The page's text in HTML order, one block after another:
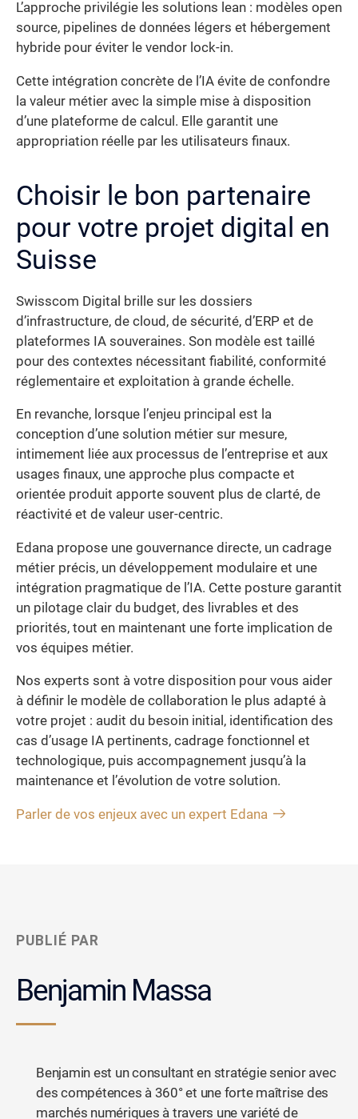
L’approche privilégie les solutions lean : modèles open
source, pipelines de données légers et hébergement
hybride pour éviter le vendor lock-in.
Cette intégration concrète de l’IA évite de confondre
la valeur métier avec la simple mise à disposition
d’une plateforme de calcul. Elle garantit une
appropriation réelle par les utilisateurs finaux.
Choisir le bon partenaire
pour votre projet digital en
Suisse
Swisscom Digital brille sur les dossiers
d’infrastructure, de cloud, de sécurité, d’ERP et de
plateformes IA souveraines. Son modèle est taillé
pour des contextes nécessitant fiabilité, conformité
réglementaire et exploitation à grande échelle.
En revanche, lorsque l’enjeu principal est la
conception d’une solution métier sur mesure,
intimement liée aux processus de l’entreprise et aux
usages finaux, une approche plus compacte et
orientée produit apporte souvent plus de clarté, de
réactivité et de valeur user-centric.
Edana propose une gouvernance directe, un cadrage
métier précis, un développement modulaire et une
intégration pragmatique de l’IA. Cette posture garantit
un pilotage clair du budget, des livrables et des
priorités, tout en maintenant une forte implication de
vos équipes métier.
Nos experts sont à votre disposition pour vous aider
à définir le modèle de collaboration le plus adapté à
votre projet : audit du besoin initial, identification des
cas d’usage IA pertinents, cadrage fonctionnel et
technologique, puis accompagnement jusqu’à la
maintenance et l’évolution de votre solution.
Parler de vos enjeux avec un expert Edana
PUBLIÉ PAR
Benjamin Massa
Benjamin est un consultant en stratégie senior avec
des compétences à 360° et une forte maîtrise des
marchés numériques à travers une variété de